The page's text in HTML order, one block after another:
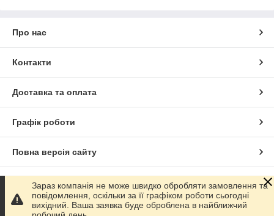
Про нас
Контакти
Доставка та оплата
Графік роботи
Повна версія сайту
Сайт створено на маркетплейсі Prom.ua
Політика конфіденційності
Зараз компанія не може швидко обробляти замовлення та
повідомлення, оскільки за її графіком роботи сьогодні
вихідний. Ваша заявка буде оброблена в найближчий